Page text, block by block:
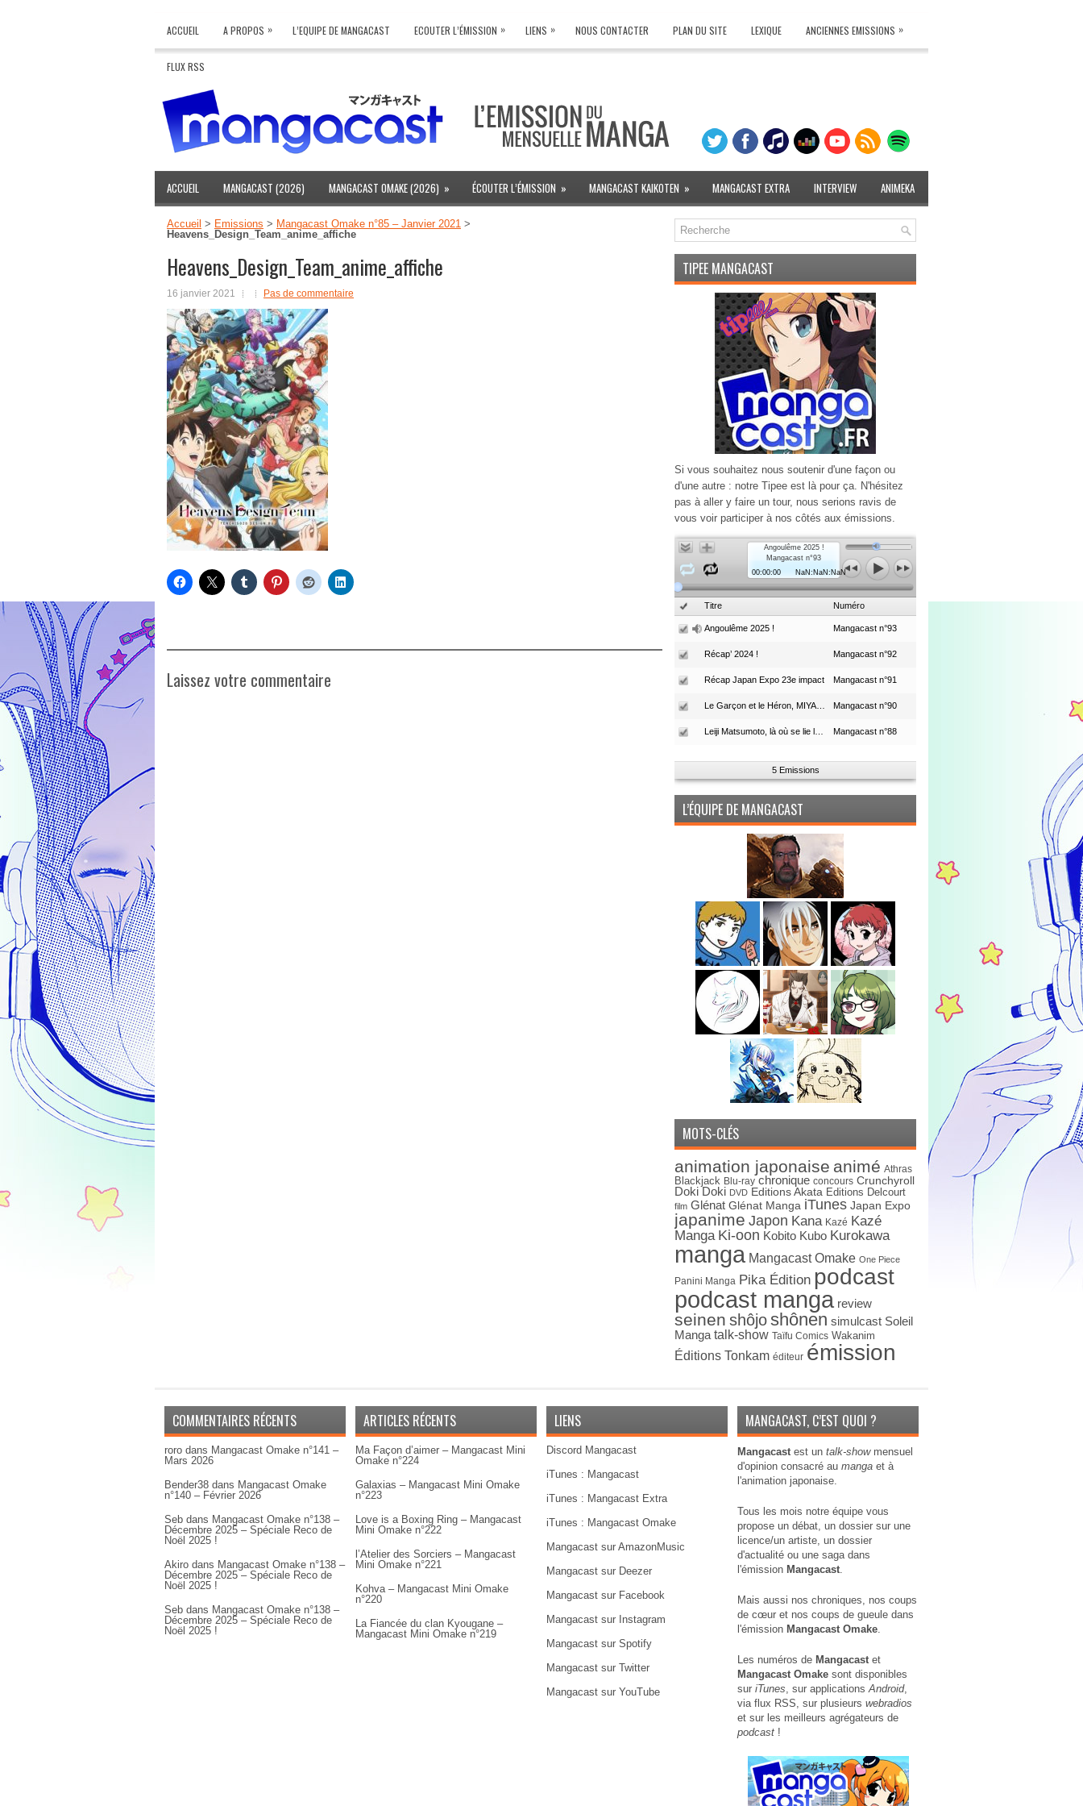
ACCUEIL A PROPOS » L’EQUIPE DE MANGACAST ECOUTER L’ÉMISSION » LIENS » NOUS CONTACTER PLAN DU SITE LEXIQUE ANCIENNES EMISSIONS »
FLUX RSS
ACCUEIL MANGACAST (2026) MANGACAST OMAKE (2026) » ÉCOUTER L’ÉMISSION » MANGACAST KAIKOTEN » MANGACAST EXTRA INTERVIEW ANIMEKA
Accueil > Emissions > Mangacast Omake n°85 – Janvier 2021 >
Heavens_Design_Team_anime_affiche
Heavens_Design_Team_anime_affiche
16 janvier 2021 Pas de commentaire
Laissez votre commentaire
TIPEE MANGACAST
Si vous souhaitez nous soutenir d'une façon ou
d'une autre : notre Tipee est là pour ça. N'hésitez
pas à aller y faire un tour, nous serions ravis de
vous voir participer à nos côtés aux émissions.
Angoulême 2025 !
Mangacast n°93
00:00:00
NaN:NaN:NaN
Titre Numéro
Angoulême 2025 ! Mangacast n°93
Récap’ 2024 ! Mangacast n°92
Récap Japan Expo 23e impact Mangacast n°91
Mangacast n°90
Mangacast n°88
5 Emissions
L’ÉQUIPE DE MANGACAST
MOTS-CLÉS
animation japonaise animé Athras
Blackjack Blu-ray chronique concours Crunchyroll
Doki Doki DVD Editions Akata Editions Delcourt
film Glénat Glénat Manga iTunes Japan Expo
japanime Japon Kana Kazé Kazé
Manga Ki-oon Kobito Kubo Kurokawa
manga Mangacast Omake One Piece
Panini Manga Pika Édition podcast
podcast manga review
seinen shôjoshônen simulcast Soleil
Manga talk-show Taïfu Comics Wakanim
Éditions Tonkam éditeur émission
COMMENTAIRES RÉCENTS
roro dans Mangacast Omake n°141 –
Mars 2026
Bender38 dans Mangacast Omake
n°140 – Février 2026
Seb dans Mangacast Omake n°138 –
Décembre 2025 – Spéciale Reco de
Noël 2025 !
Akiro dans Mangacast Omake n°138 –
Décembre 2025 – Spéciale Reco de
Noël 2025 !
Seb dans Mangacast Omake n°138 –
Décembre 2025 – Spéciale Reco de
Noël 2025 !
ARTICLES RÉCENTS
Ma Façon d’aimer – Mangacast Mini
Omake n°224
Galaxias – Mangacast Mini Omake
n°223
Love is a Boxing Ring – Mangacast
Mini Omake n°222
l’Atelier des Sorciers – Mangacast
Mini Omake n°221
Kohva – Mangacast Mini Omake
n°220
La Fiancée du clan Kyougane –
Mangacast Mini Omake n°219
LIENS
Discord Mangacast
iTunes : Mangacast
iTunes : Mangacast Extra
iTunes : Mangacast Omake
Mangacast sur AmazonMusic
Mangacast sur Deezer
Mangacast sur Facebook
Mangacast sur Instagram
Mangacast sur Spotify
Mangacast sur Twitter
Mangacast sur YouTube
MANGACAST, C’EST QUOI ?
Mangacastest un talk-showmensuel
d'opinion consacré au manga et à
l'animation japonaise.
Tous les mois notre équipe vous
propose un débat, un dossier sur une
licence/un artiste, un dossier
d'actualité ou une saga dans
l'émission Mangacast.
Mais aussi nos chroniques, nos coups
de cœur et nos coups de gueule dans
l'émission Mangacast Omake.
Les numéros de Mangacastet
Mangacast Omake sont disponibles
sur iTunes, sur applicationsAndroid,
via flux RSS, sur plusieurs webradios
et sur les meilleurs agrégateurs de
podcast !